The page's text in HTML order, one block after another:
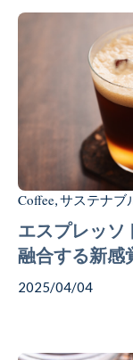
Coffee,サステナブ
エスプレッソ
融合する新感
2025/04/04